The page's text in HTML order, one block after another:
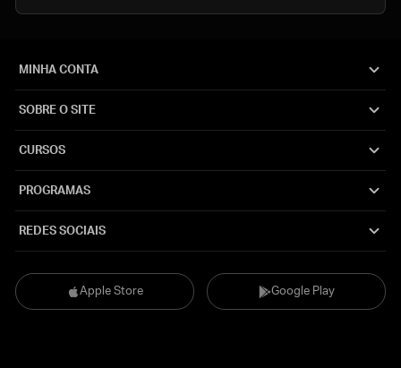
Apple Store Google Play
MINHA CONTA
SOBRE O SITE
CURSOS
PROGRAMAS
REDES SOCIAIS